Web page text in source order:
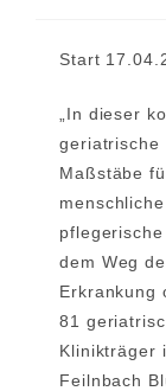
Start
„In dieser
geriatrische
Maßstäbe
dem Weg
Erkrankung
81
Klinikträger
Feilnbach